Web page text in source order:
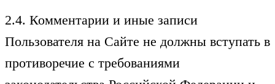
2.4. Комментарии и иные записи
Пользователя на Сайте не должны вступать в
противоречие с требованиями